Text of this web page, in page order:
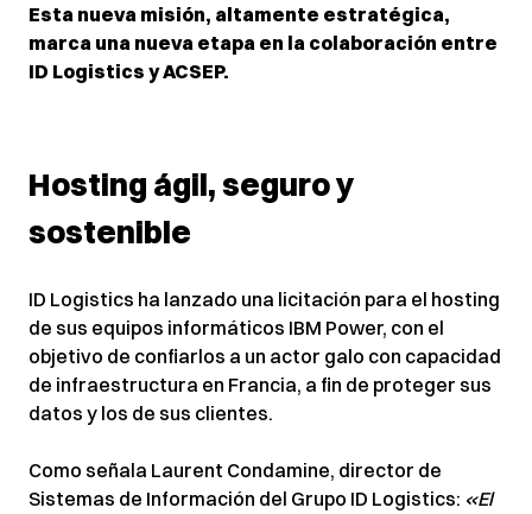
Esta nueva misión, altamente estratégica,
marca una nueva etapa en la colaboración entre
ID Logistics y ACSEP.
Hosting ágil, seguro y
sostenible
ID Logistics ha lanzado una licitación para el hosting
de sus equipos informáticos IBM Power, con el
objetivo de confiarlos a un actor galo con capacidad
de infraestructura en Francia, a fin de proteger sus
datos y los de sus clientes.
Como señala Laurent Condamine, director de
Sistemas de Información del Grupo ID Logistics: «El